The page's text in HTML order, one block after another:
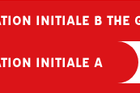
INITIALE B THE
INITIALE A